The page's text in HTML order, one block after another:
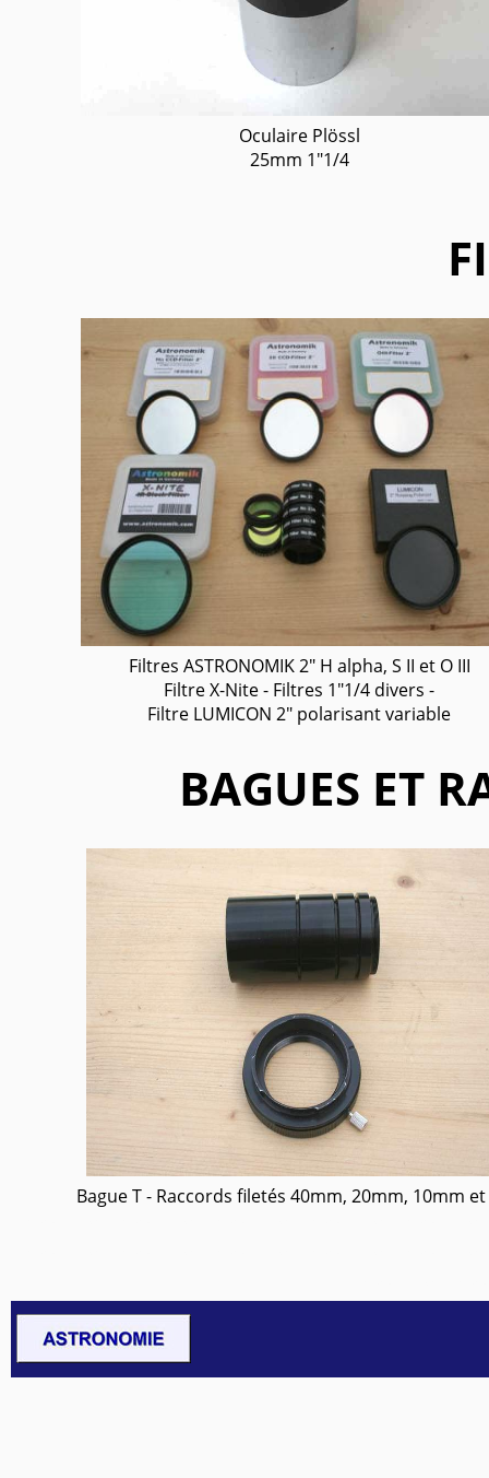
Oculaire Plössl
25mm 1"1/4
Filtres ASTRONOMIK 2" H alpha, S II et O III
Filtre X-Nite - Filtres 1"1/4 divers -
Filtre LUMICON 2" polarisant variable
BAGUES ET
Bague T - Raccords filetés 40mm, 20mm, 10mm